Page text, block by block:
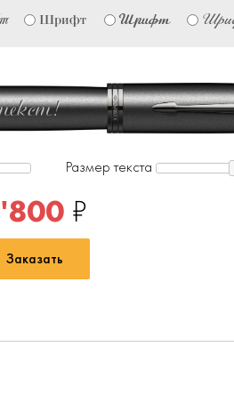
Шрифт Шрифт
Размер текста
₽
Заказать